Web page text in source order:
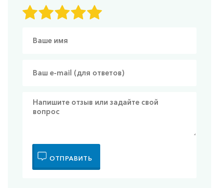
ОТПРАВИТЬ